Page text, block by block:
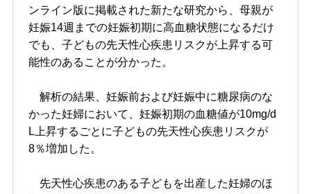
ンライン版に掲載された新たな研究から、母親が
妊娠14週までの妊娠初期に高血糖状態になるだけ
でも、子どもの先天性心疾患リスクが上昇する可
能性のあることが分かった。
解析の結果、妊娠前および妊娠中に糖尿病のな
かった妊婦において、妊娠初期の血糖値が10mg/d
L上昇するごとに子どもの先天性心疾患リスクが
8％増加した。
先天性心疾患のある子どもを出産した妊婦のほ